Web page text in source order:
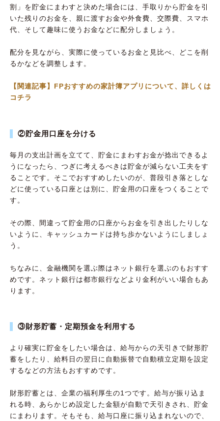
割」を貯金にまわすと決めた場合には、手取りから貯金を引
いた残りのお金を、親に渡すお金や外食費、交際費、スマホ
代、そして趣味に使うお金などに配分しましょう。
配分を見ながら、実際に使っているお金と見比べ、どこを削
るかなどを調整します。
【関連記事】FPおすすめの家計簿アプリについて、詳しくは
コチラ
②貯金用口座を分ける
毎月の支出計画を立てて、貯金にまわすお金が捻出できるよ
うになったら、つぎに考えるべきは貯金が減らない工夫をす
ることです。そこでおすすめしたいのが、普段引き落としな
どに使っている口座とは別に、貯金用の口座をつくることで
す。
その際、間違って貯金用の口座からお金を引き出したりしな
いように、キャッシュカードは持ち歩かないようにしましょ
う。
ちなみに、金融機関を選ぶ際はネット銀行を選ぶのもおすす
めです。ネット銀行は都市銀行などより金利がいい場合もあ
ります。
③財形貯蓄・定期預金を利用する
より確実に貯金をしたい場合は、給与からの天引きで財形貯
蓄をしたり、給料日の翌日に自動振替で自動積立定期を設定
するなどの方法もおすすめです。
財形貯蓄とは、企業の福利厚生の1つです。給与が振り込ま
れる時、あらかじめ設定した金額が自動で天引きされ、貯金
にまわります。そもそも、給与口座に振り込まれないので、